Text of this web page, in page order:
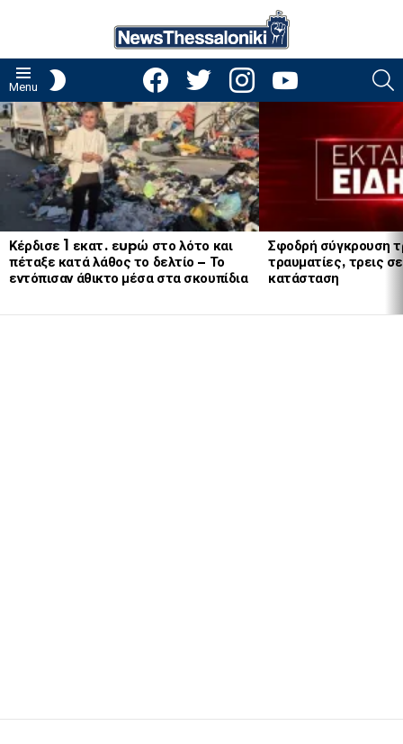
Menu
facebooktwitter instagramyoutube
LATEST
STORIES
Κέρδισε 1 εκατ. εupώ στο λότο και
πέταξε κατά λάθος το δελτίο – Το
εντόπισαν άθικτο μέσα στα σκουπίδια
Σφοδρή σύγκρουση
τραυματίες, τρεις
κατάσταση